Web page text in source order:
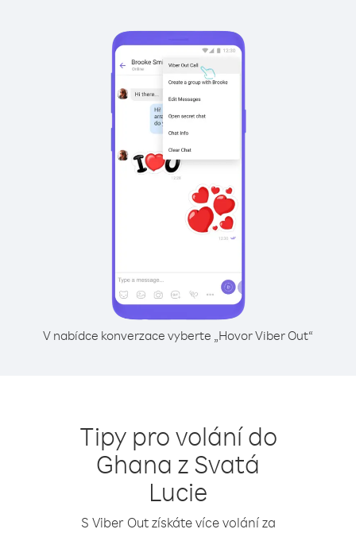
V nabídce konverzace vyberte „Hovor Viber Out“
Tipy pro volání do
Ghana z Svatá
Lucie
S Viber Out získáte více volání za